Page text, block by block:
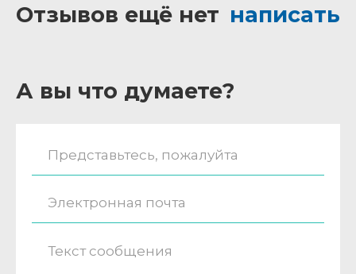
Отзывов ещё нет написать
А вы что думаете?